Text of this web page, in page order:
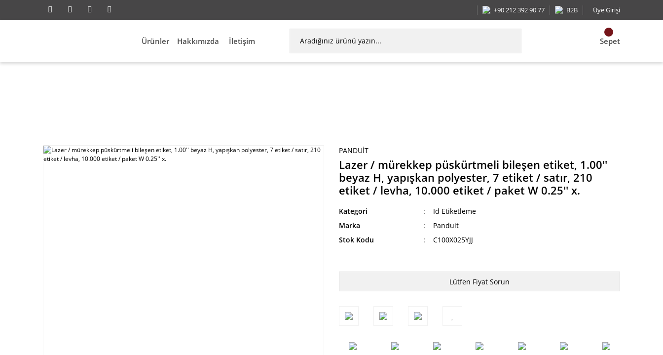
+90 212 392 90 77 B2B Üye Girişi
Ürünler Hakkımızda İletişim Sepet
PANDUIT
Lazer / mürekkep püskürtmeli bileşen etiket, 1.00''
beyaz H, yapışkan polyester, 7 etiket / satır, 210
etiket / levha, 10.000 etiket / paket W 0.25'' x.
Kategori
Id Etiketleme
Marka
Panduit
Stok Kodu
C100X025YJJ
Lütfen Fiyat Sorun